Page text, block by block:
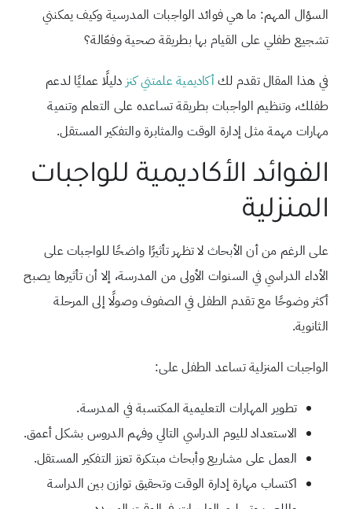
السؤال المهم: ما هي فوائد الواجبات المدرسية وكيف يمكنني
تشجيع طفلي على القيام بها بطريقة صحية وفعّالة؟
في هذا المقال تقدم لكأكاديمية علمتني كنز دليلًا عمليًا لدعم
طفلك، وتنظيم الواجبات بطريقة تساعده على التعلم وتنمية
مهارات مهمة مثل إدارة الوقت والمثابرة والتفكير المستقل.
الفوائد الأكاديمية للواجبات
المنزلية
على الرغم من أن الأبحاث لا تظهر تأثيرًا واضحًا للواجبات على
الأداء الدراسي في السنوات الأولى من المدرسة، إلا أن تأثيرها يصبح
أكثر وضوحًا مع تقدم الطفل في الصفوف وصولًا إلى المرحلة
الثانوية.
الواجبات المنزلية تساعد الطفل على:
تطوير المهارات التعليمية المكتسبة في المدرسة.
الاستعداد لليوم الدراسي التالي وفهم الدروس بشكل أعمق.
العمل على مشاريع وأبحاث مبتكرة تعزز التفكير المستقل.
اكتساب مهارة إدارة الوقت وتحقيق توازن بين الدراسة